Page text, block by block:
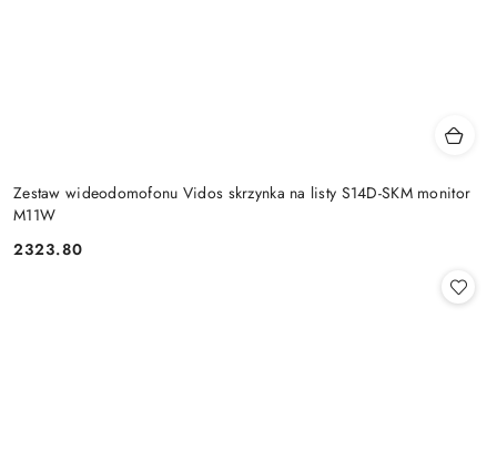
Zestaw wideodomofonu Vidos skrzynka na listy S14D-SKM monitor
M11W
Cena:
2323.80